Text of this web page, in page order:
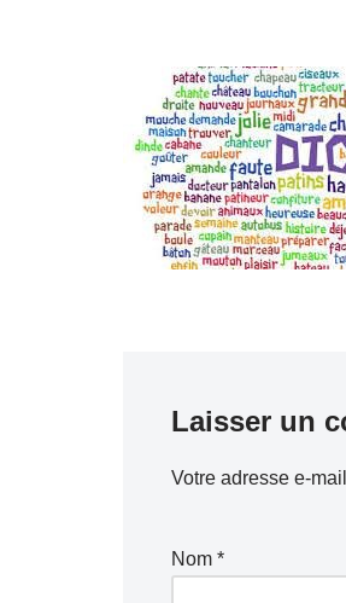
Laisser un
Votre adresse e-
Nom *